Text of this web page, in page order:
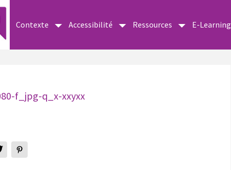
Contexte Accessibilité Ressources E-Learning
f_jpg-q_x-xxyxx